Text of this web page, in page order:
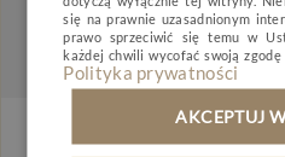
NATURE
Napisali o
się na prawnie uzasadnionym
prawo sprzeciwić się temu w
każdej chwili wycofać swoją
Polityka prywatności
AKCEPTUJ